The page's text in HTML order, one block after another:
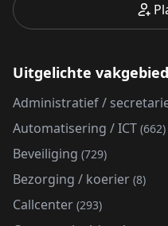
Uitgelichte
Administratief /
Automatisering / ICT (662)
Beveiliging (729)
Bezorging / koerier (8)
Callcenter (293)